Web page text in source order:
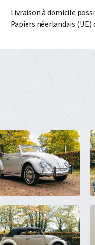
Livraison à domicile
Papiers néerlandais (UE)